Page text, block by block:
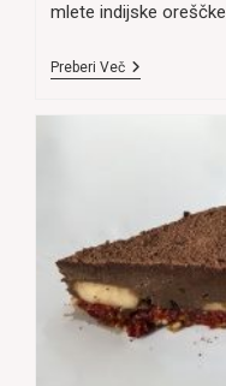
mlete indijske
Preberi VečDomača